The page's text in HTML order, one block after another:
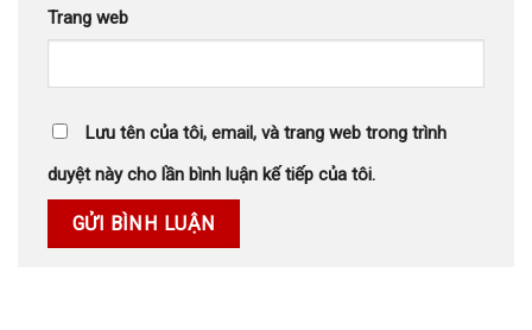
Trang web
Lưu tên của tôi, email, và trang web trong trình
duyệt này cho lần bình luận kế tiếp của tôi.